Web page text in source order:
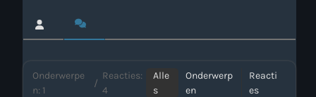
Webcam
Onderwerpe
n: 1
/
Reacties:
4
Alle
s
Onderwerp
en
Reacti
es